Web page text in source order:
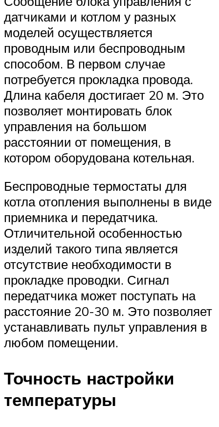
датчиками и котлом у разных
моделей осуществляется
проводным или беспроводным
способом. В первом случае
потребуется прокладка провода.
Длина кабеля достигает 20 м. Это
позволяет монтировать блок
управления на большом
расстоянии от помещения, в
котором оборудована котельная.
Беспроводные термостаты для
котла отопления выполнены в виде
приемника и передатчика.
Отличительной особенностью
изделий такого типа является
отсутствие необходимости в
прокладке проводки. Сигнал
передатчика может поступать на
расстояние 20-30 м. Это позволяет
устанавливать пульт управления в
любом помещении.
Точность настройки
температуры